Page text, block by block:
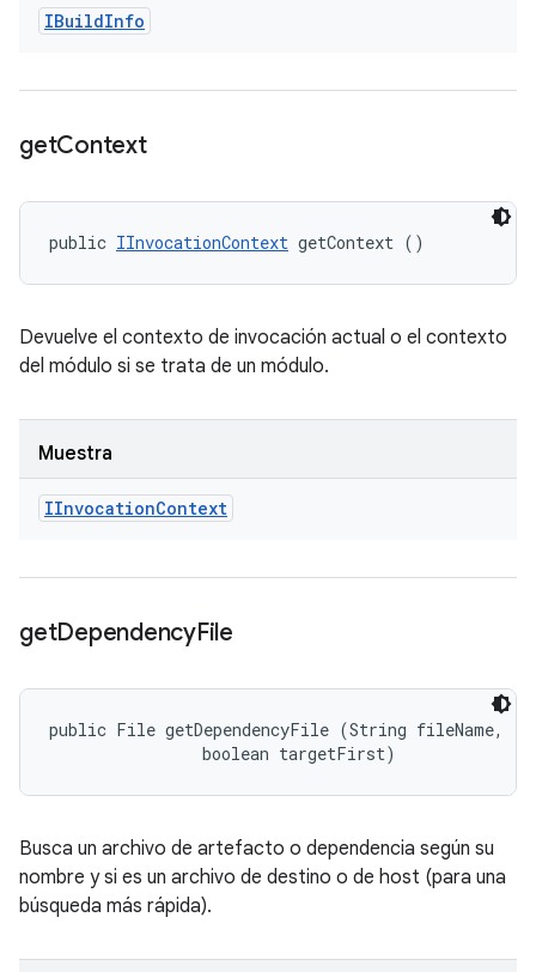
IBuildInfo
getContext
public IInvocationContext getContext ()
Devuelve el contexto de invocación actual o el contexto
del módulo si se trata de un módulo.
Muestra
IInvocationContext
getDependencyFile
public File getDependencyFile (String fileName,
                boolean targetFirst)
Busca un archivo de artefacto o dependencia según su
nombre y si es un archivo de destino o de host (para una
búsqueda más rápida).